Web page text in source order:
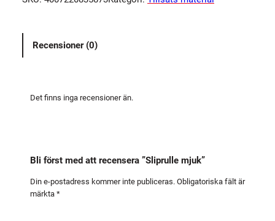
Recensioner (0)
Det finns inga recensioner än.
Bli först med att recensera ”Sliprulle mjuk”
Din e-postadress kommer inte publiceras. Obligatoriska fält är
märkta *